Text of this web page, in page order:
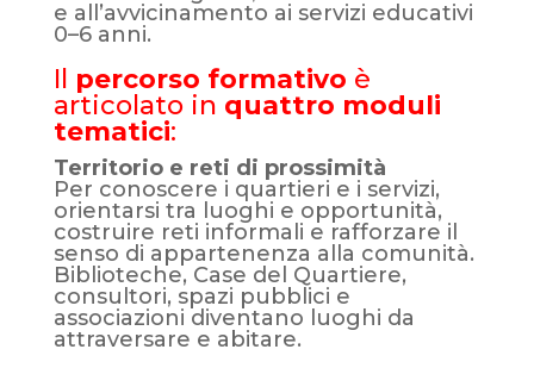
e all ’avvicinamento ai servizi educativi
0–6 anni.
Il percorso formativo è
articolato in quattro moduli
tematici:
Territorio e reti di prossimità
Per conoscere i quartieri e i servizi,
orientarsi tra luoghi e opportunità,
costruire reti informali e rafforzare il
senso di appartenenza alla comunità.
Biblioteche, Case del Quartiere,
consultori, spazi pubblici e
associazioni diventano luoghi da
attraversare e abitare.